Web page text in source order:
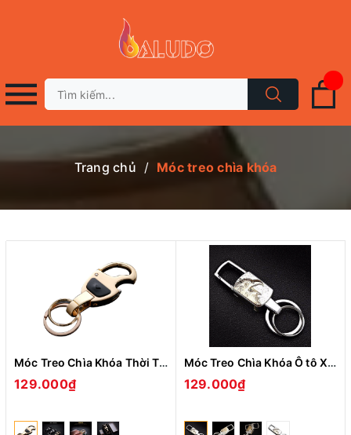
Trang chủ / Móc treo chìa khóa
Móc Treo Chìa Khóa Thời Trang Đa Nặng Phui Bia Có Đèn Honest BCZ- 775 (Màu Ngẫu Nhiên)
129.000₫
Móc Treo Chìa Khóa Ô tô Xe Máy Honest BCK2-605 Xoay 360 Có Móc Đỉa Quần Nhỏ Gọn
129.000₫